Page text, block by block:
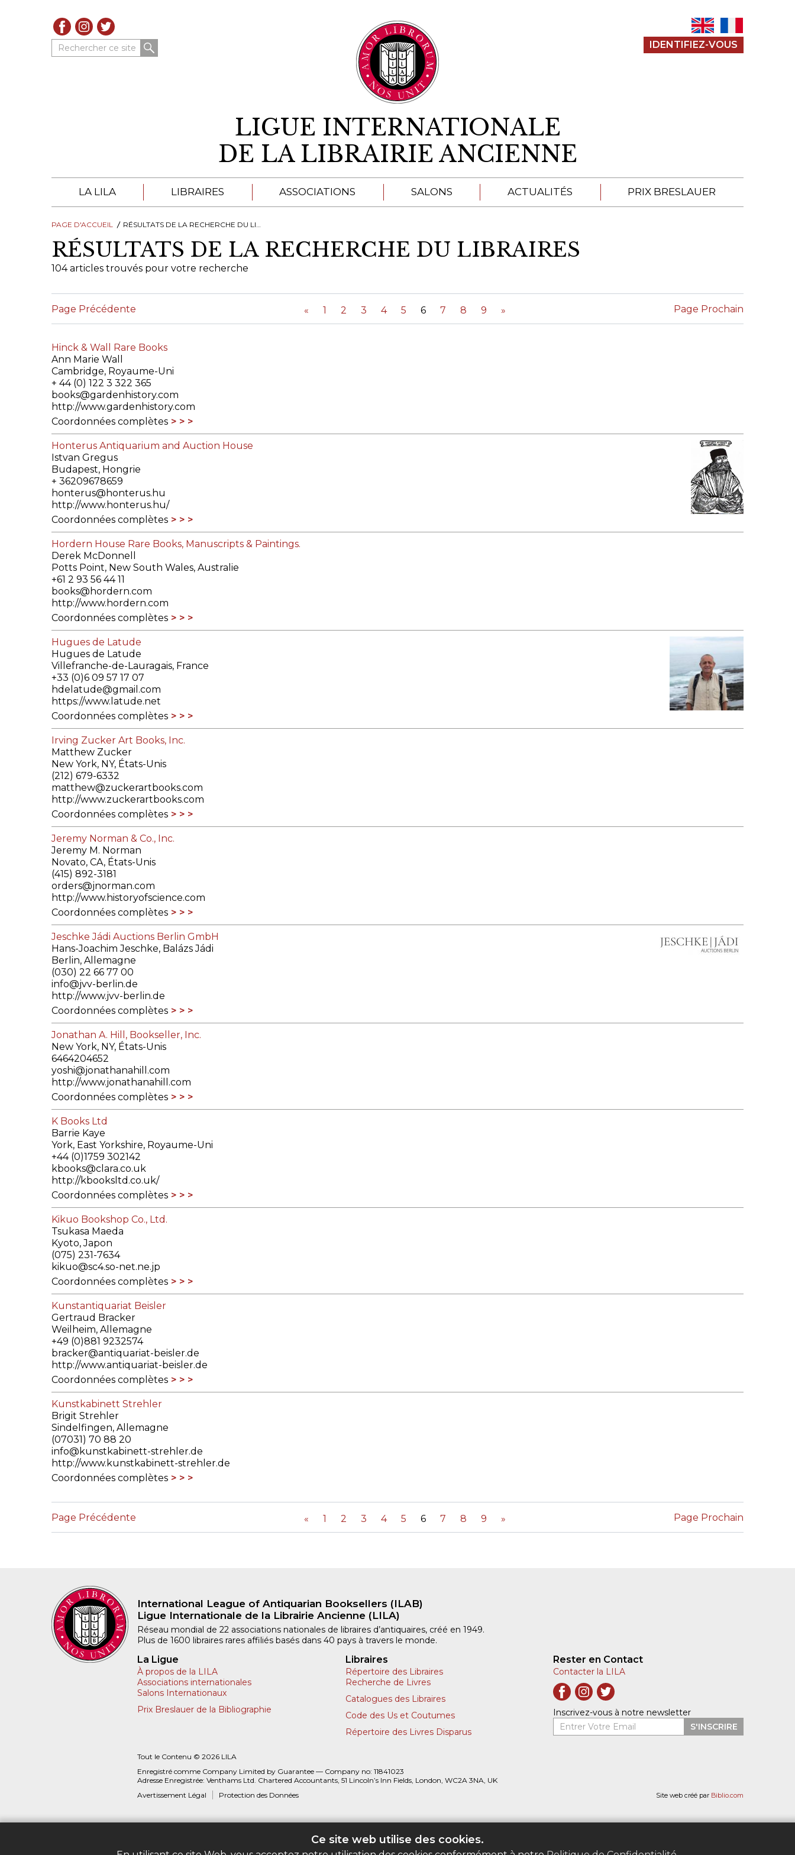
Ce site web utilise des cookies.
Rechercher ce site IDENTIFIEZ-VOUS
LIGUE INTERNATIONALE
DE LA LIBRAIRIE ANCIENNE
LA LILA
À PROPOS DE LA LILA
TROUVER UNE LIBRAIRIE
SALONS INTERNATIONAUX DE LA LILA
L'HISTOIRE DE LA LILA
ÉDUCATION & MENTORAT
VIDEOS AND RESSOURCES
COMITÉ DE LA LILA
CONTACT
LIBRAIRES
LIBRAIRES DE LA LILA
CATALOGUES
RÉPERTOIRE DES LIBRAIRIES
ASSOCIATIONS SALONS ACTUALITÉS PRIX BRESLAUER
BRESLAUER
ARCHIVES DU PRIX
PAGE D'ACCUEIL RÉSULTATS DE LA RECHERCHE DU LIBRAIRES
RÉSULTATS DE LA RECHERCHE DU LIBRAIRES
104 articles trouvés pour votre recherche
Page Précédente « 1 2 3 4 5 6 7 8 9 » Page Prochain
Hinck & Wall Rare Books
Ann Marie Wall
Cambridge, Royaume-Uni
+ 44 (0) 122 3 322 365
books@gardenhistory.com
http://www.gardenhistory.com
Coordonnées complètes
Honterus Antiquarium and Auction House
Istvan Gregus
Budapest, Hongrie
+ 36209678659
honterus@honterus.hu
http://www.honterus.hu/
Coordonnées complètes
Hordern House Rare Books, Manuscripts & Paintings.
Derek McDonnell
Potts Point, New South Wales, Australie
+61 2 93 56 44 11
books@hordern.com
http://www.hordern.com
Coordonnées complètes
Hugues de Latude
Hugues de Latude
Villefranche-de-Lauragais, France
+33 (0)6 09 57 17 07
hdelatude@gmail.com
https://www.latude.net
Coordonnées complètes
Irving Zucker Art Books, Inc.
Matthew Zucker
New York, NY, États-Unis
(212) 679-6332
matthew@zuckerartbooks.com
http://www.zuckerartbooks.com
Coordonnées complètes
Jeremy Norman & Co., Inc.
Jeremy M. Norman
Novato, CA, États-Unis
(415) 892-3181
orders@jnorman.com
http://www.historyofscience.com
Coordonnées complètes
Jeschke Jádi Auctions Berlin GmbH
Hans-Joachim Jeschke, Balázs Jádi
Berlin, Allemagne
(030) 22 66 77 00
info@jvv-berlin.de
http://www.jvv-berlin.de
Coordonnées complètes
Jonathan A. Hill, Bookseller, Inc.
New York, NY, États-Unis
6464204652
yoshi@jonathanahill.com
http://www.jonathanahill.com
Coordonnées complètes
K Books Ltd
Barrie Kaye
York, East Yorkshire, Royaume-Uni
+44 (0)1759 302142
kbooks@clara.co.uk
http://kbooksltd.co.uk/
Coordonnées complètes
Kikuo Bookshop Co., Ltd.
Tsukasa Maeda
Kyoto, Japon
(075) 231-7634
kikuo@sc4.so-net.ne.jp
Coordonnées complètes
Kunstantiquariat Beisler
Gertraud Bracker
Weilheim, Allemagne
+49 (0)881 9232574
bracker@antiquariat-beisler.de
http://www.antiquariat-beisler.de
Coordonnées complètes
Kunstkabinett Strehler
Brigit Strehler
Sindelfingen, Allemagne
(07031) 70 88 20
info@kunstkabinett-strehler.de
http://www.kunstkabinett-strehler.de
Coordonnées complètes
Page Précédente « 1 2 3 4 5 6 7 8 9 » Page Prochain
International League of Antiquarian Booksellers (ILAB)
Ligue Internationale de la Librairie Ancienne (LILA)
Réseau mondial de 22 associations nationales de libraires d’antiquaires, créé en 1949.
Plus de 1600 libraires rares affiliés basés dans 40 pays à travers le monde.
La Ligue
À propos de la LILA
Associations internationales
Salons Internationaux
Prix Breslauer de la Bibliographie
Libraires
Répertoire des Libraires
Recherche de Livres
Catalogues des Libraires
Code des Us et Coutumes
Répertoire des Livres Disparus
Rester en Contact
Contacter la LILA
Inscrivez-vous à notre newsletter
Entrer Votre Email
S'INSCRIRE
Tout le Contenu © 2026 LILA
Enregistré comme Company Limited by Guarantee — Company no: 11841023
Adresse Enregistrée: Venthams Ltd. Chartered Accountants, 51 Lincoln’s Inn Fields, London, WC2A 3NA, UK
Avertissement Légal
Protection des Données Site web créé par Biblio.com